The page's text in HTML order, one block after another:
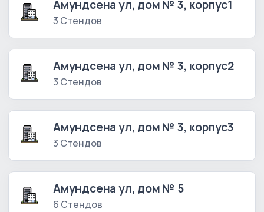
Амундсена ул, дом № 3, корпус1
3 Стендов
Амундсена ул, дом № 3, корпус2
3 Стендов
Амундсена ул, дом № 3, корпус3
3 Стендов
Амундсена ул, дом № 5
6 Стендов